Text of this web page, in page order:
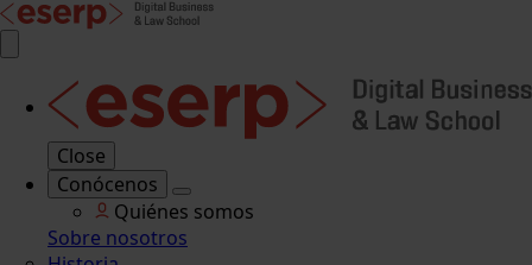
Close
Conócenos
Quiénes somos
Sobre nosotros